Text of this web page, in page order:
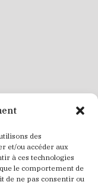
des
et/ou accéder aux
à ces technologies
le comportement de
de ne pas consentir ou
PLACES